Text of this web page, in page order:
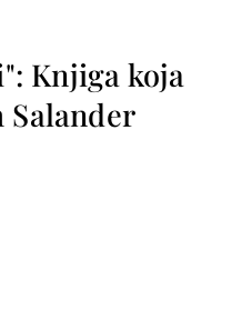
Knjiga koja